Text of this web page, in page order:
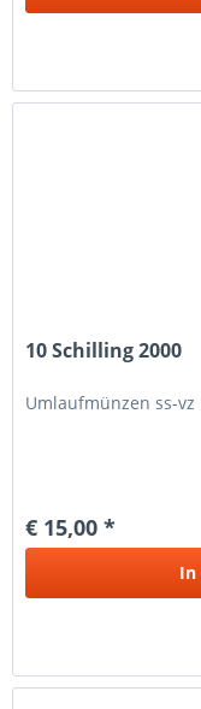
10 Schilling 2000
Umlaufmünzen ss-vz
€ 15,00 *
In